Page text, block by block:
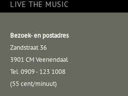
LIVE THE MUSIC
Bezoek- en postadres
Zandstraat 36
3901 CM Veenendaal
Tel. 0909 - 123 1008
(55 cent/minuut)